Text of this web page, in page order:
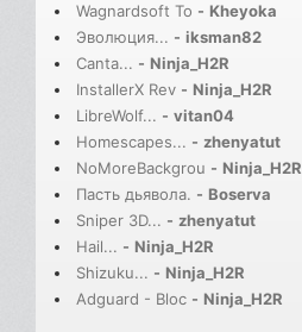
Wagnardsoft To - Kheyoka
Эволюция... - iksman82
Canta... - Ninja_H2R
InstallerX Rev - Ninja_H2R
LibreWolf... - vitan04
Homescapes... - zhenyatut
NoMoreBackgrou - Ninja_H2R
Пасть дьявола. - Boserva
Sniper 3D... - zhenyatut
Hail... - Ninja_H2R
Shizuku... - Ninja_H2R
Adguard - Bloc - Ninja_H2R